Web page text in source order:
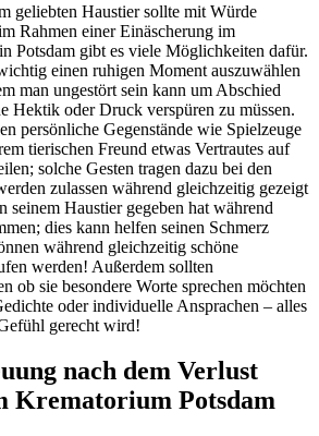
geliebten Haustier sollte mit Würde
Rahmen einer Einäscherung im
Potsdam gibt es viele Möglichkeiten dafür.
einen ruhigen Moment auszuwählen
man ungestört sein kann um Abschied
Hektik oder Druck verspüren zu müssen.
persönliche Gegenstände wie Spielzeuge
tierischen Freund etwas Vertrautes auf
solche Gesten tragen dazu bei den
zulassen während gleichzeitig gezeigt
Haustier gegeben hat während
dies kann helfen seinen Schmerz
während gleichzeitig schöne
werden! Außerdem sollten
ob sie besondere Worte sprechen möchten
oder individuelle Ansprachen – alles
gerecht wird!
nach dem Verlust
Krematorium Potsdam